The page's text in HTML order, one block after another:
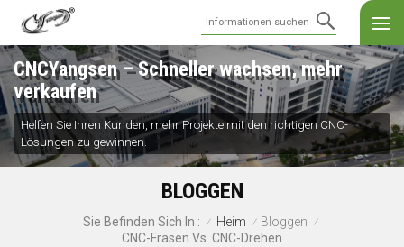
CNCYangsen – Schneller wachsen, mehr
verkaufen
Helfen Sie Ihren Kunden, mehr Projekte mit den richtigen CNC-
Lösungen zu gewinnen.
BLOGGEN
Sie Befinden Sich In : / Heim / Bloggen /
CNC-Fräsen Vs. CNC-Drehen